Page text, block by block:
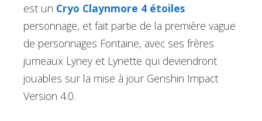
est un Cryo Claynmore 4 étoiles
personnage, et fait partie de la première vague
de personnages Fontaine, avec ses frères
jumeaux Lyney et Lynette qui deviendront
jouables sur la mise à jour Genshin Impact
Version 4.0.